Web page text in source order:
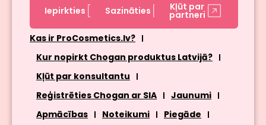
Iepirkties Sazināties Kļūt par
partneri
Kas ir ProCosmetics.lv?
Kur nopirkt Chogan produktus Latvijā?
Kļūt par konsultantu
Reģistrēties Chogan ar SIA
Jaunumi
Apmācības
Noteikumi
Piegāde